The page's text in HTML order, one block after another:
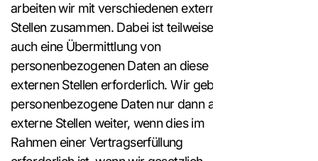
arbeiten wir mit verschiedenen externen
Stellen zusammen. Dabei ist teilweise
auch eine Übermittlung von
personenbezogenen Daten an diese
externen Stellen erforderlich. Wir geben
personenbezogene Daten nur dann an
externe Stellen weiter, wenn dies im
Rahmen einer Vertragserfüllung